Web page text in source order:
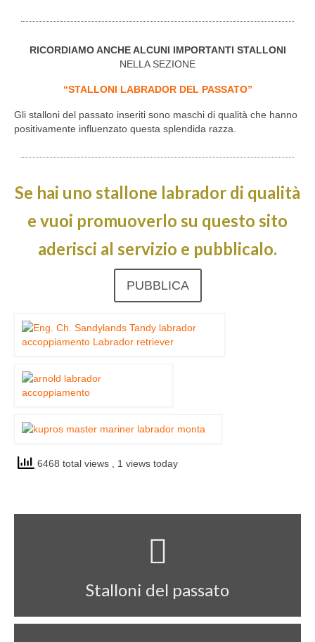
RICORDIAMO ANCHE ALCUNI IMPORTANTI STALLONI
NELLA SEZIONE
“STALLONI LABRADOR DEL PASSATO”
Gli stalloni del passato inseriti sono maschi di qualità che hanno
positivamente influenzato questa splendida razza.
Se hai uno stallone labrador di qualità
e vuoi promuoverlo su questo sito
aderisci al servizio e pubblicalo.
PUBBLICA
6468 total views , 1 views today
Stalloni del passato